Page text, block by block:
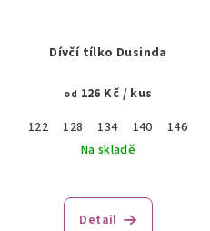
140
Dívčí tílko Dusinda
od 126 Kč / kus
122
128 134 140 146
Na skladě
Detail